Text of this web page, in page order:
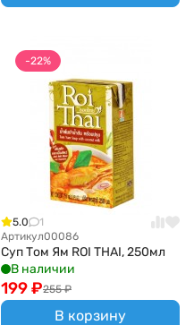
-22%
5.0
1
Артикул00086
Суп Том Ям ROI THAI, 250мл
В наличии
255 ₽
199₽
В корзину